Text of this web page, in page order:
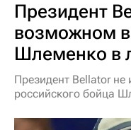
Президент
возможном
Шлеменко в
Президент Bellator
российского бойца